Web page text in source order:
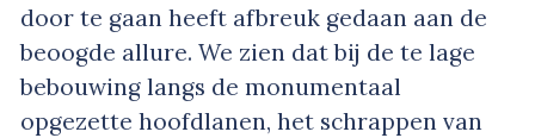
door te gaan heeft afbreuk gedaan aan de
beoogde allure. We zien dat bij de te lage
bebouwing langs de monumentaal
opgezette hoofdlanen, het schrappen van